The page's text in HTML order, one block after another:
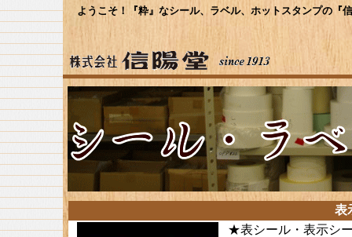
ようこそ！『粋』なシール、ラベル、ホットスタンプの『
表
★表シール・表示シ